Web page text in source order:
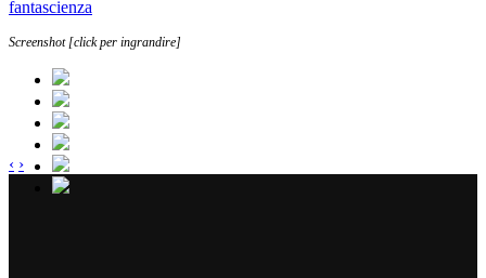
fantascienza
Screenshot [click per ingrandire]
‹ ›